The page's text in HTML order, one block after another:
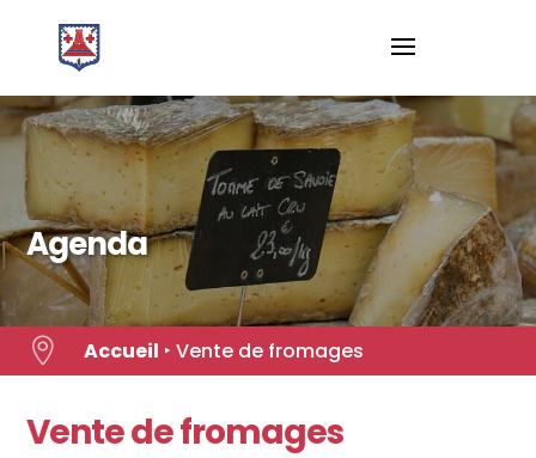
content
Agenda
 Accueil ‣ Vente de fromages
Vente de fromages